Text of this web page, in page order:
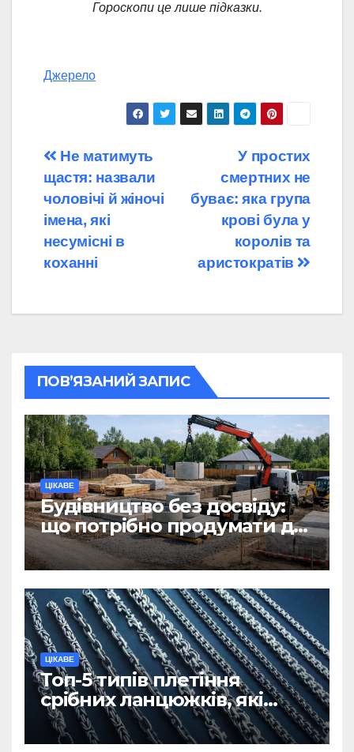
Гороскопи це лише підказки.
Джерело
Навігація
записів
У простих
смертних не
буває: яка група
крові була у
королів та
аристократів
Не матимуть
щастя: назвали
чоловічі й жіночі
імена, які
несумісні в
коханні
ПОВ’ЯЗАНИЙ ЗАПИС
ЦІКАВЕ
Будівництво без досвіду:
що потрібно продумати до
першої доставки на
ділянку
ЦІКАВЕ
Топ-5 типів плетіння
срібних ланцюжків, які
вважаються
найнадійнішими